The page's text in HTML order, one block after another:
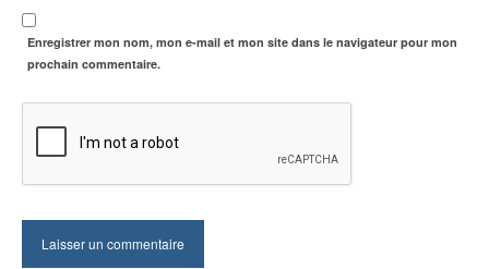
Enregistrer mon nom, mon e-mail et mon site dans le navigateur pour mon
prochain commentaire.